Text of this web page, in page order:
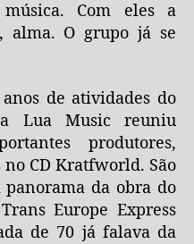
Com eles a
alma. O grupo já se
de atividades do
Lua Music reuniu
produtores,
no CD Kratfworld. São
da obra do
Europe Express
de 70 já falava da